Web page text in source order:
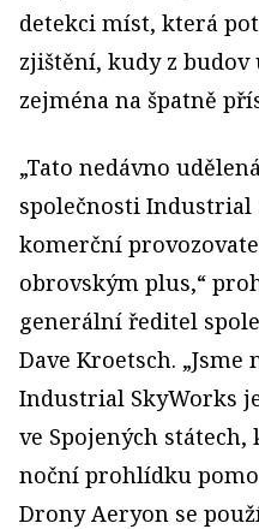
detekci míst, která
zjištění, kudy z
zejména na špatně
„Tato nedávno
společnosti Industrial
komerční
obrovským plus,“
generální ředitel
Dave Kroetsch. „Jsme
Industrial SkyWorks
ve Spojených
noční prohlídku
Drony Aeryon se